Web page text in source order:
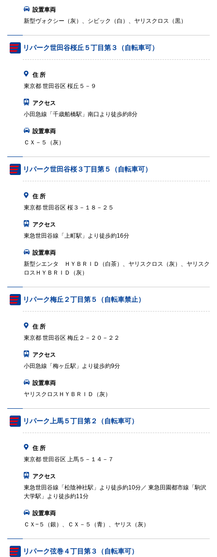
設置車両
新型ヴォクシー（灰）、シビック（白）、ヤリスクロス（黒）
リパーク世田谷桜丘５丁目第３（自転車可）
住 所
東京都 世田谷区 桜丘５－９
アクセス
小田急線「千歳船橋駅」南口より徒歩約8分
設置車両
ＣＸ－５（灰）
リパーク世田谷桜３丁目第５（自転車可）
住 所
東京都 世田谷区 桜３－１８－２５
アクセス
東急世田谷線「上町駅」より徒歩約16分
設置車両
新型シエンタ ＨＹＢＲＩＤ（白茶）、ヤリスクロス（灰）、ヤリスク
ロスＨＹＢＲＩＤ（灰）
リパーク梅丘２丁目第５（自転車禁止）
住 所
東京都 世田谷区 梅丘２－２０－２２
アクセス
小田急線「梅ヶ丘駅」より徒歩約9分
設置車両
ヤリスクロスＨＹＢＲＩＤ（灰）
リパーク上馬５丁目第２（自転車可）
住 所
東京都 世田谷区 上馬５－１４－７
アクセス
東急世田谷線「松陰神社駅」より徒歩約10分／ 東急田園都市線「駒沢
大学駅」より徒歩約11分
設置車両
ＣＸ−５（銀）、ＣＸ－５（青）、ヤリス（灰）
リパーク弦巻４丁目第３（自転車可）